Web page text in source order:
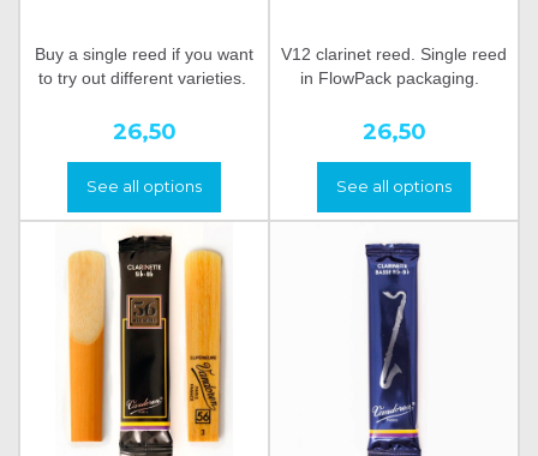
Buy a single reed if you want
to try out different varieties.
26,50
See all options
V12 clarinet reed. Single reed
in FlowPack packaging.
26,50
See all options